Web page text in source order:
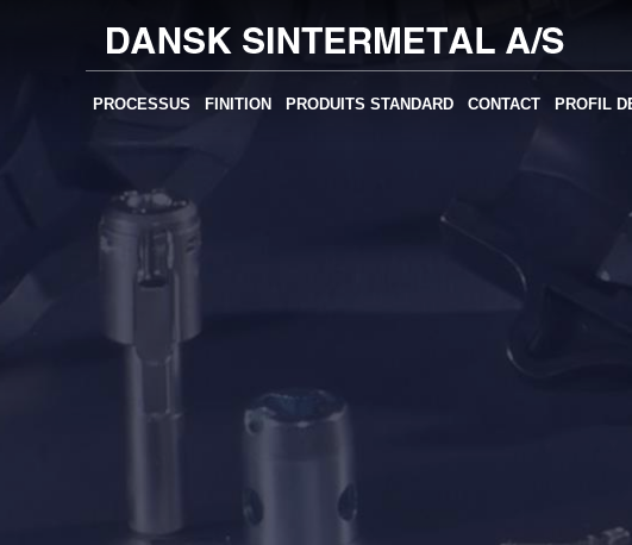
PROCESSUS FINITION PRODUITS STANDARD CONTACT PROFIL